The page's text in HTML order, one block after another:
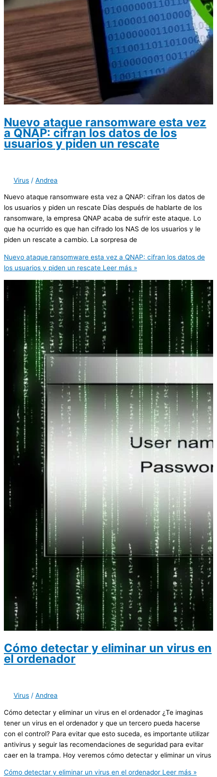
Nuevo ataque ransomware esta vez
a QNAP: cifran los datos de los
usuarios y piden un rescate
Virus / Andrea
Nuevo ataque ransomware esta vez a QNAP: cifran los datos de
los usuarios y piden un rescate Días después de hablarte de los
ransomware, la empresa QNAP acaba de sufrir este ataque. Lo
que ha ocurrido es que han cifrado los NAS de los usuarios y le
piden un rescate a cambio. La sorpresa de
Nuevo ataque ransomware esta vez a QNAP: cifran los datos de
los usuarios y piden un rescate Leer más »
Cómo detectar y eliminar un virus en
el ordenador
Virus / Andrea
Cómo detectar y eliminar un virus en el ordenador ¿Te imaginas
tener un virus en el ordenador y que un tercero pueda hacerse
con el control? Para evitar que esto suceda, es importante utilizar
antivirus y seguir las recomendaciones de seguridad para evitar
caer en la trampa. Hoy veremos cómo detectar y eliminar un virus
Cómo detectar y eliminar un virus en el ordenador Leer más »